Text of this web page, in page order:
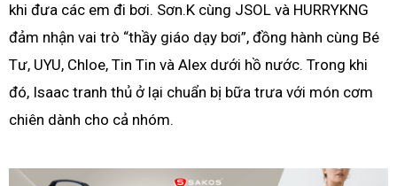
khi đưa các em đi bơi. Sơn.K cùng JSOL và HURRYKNG
đảm nhận vai trò “thầy giáo dạy bơi”, đồng hành cùng Bé
Tư, UYU, Chloe, Tin Tin và Alex dưới hồ nước. Trong khi
đó, Isaac tranh thủ ở lại chuẩn bị bữa trưa với món cơm
chiên dành cho cả nhóm.